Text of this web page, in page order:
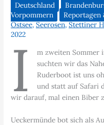
Deutschland
Vorpommern
Reportagen
Ostsee,Seerosen,Stettiner
2022
I
m zweiten Sommer
suchten wir das
Ruderboot ist uns
und statt auf Safari
wir darauf, mal einen Biber
Ueckermünde bot sich als